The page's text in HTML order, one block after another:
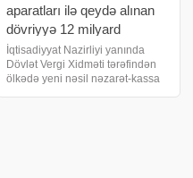
aparatları ilə qeydə alınan
dövriyyə 12 milyard
manatdan çox olub
İqtisadiyyat Nazirliyi yanında
Dövlət Vergi Xidməti tərəfindən
ölkədə yeni nəsil nəzarət-kassa